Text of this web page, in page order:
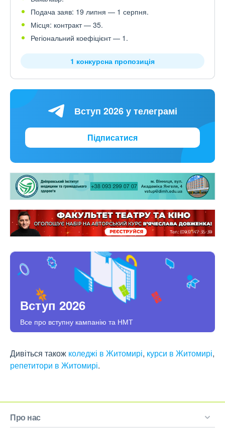
Подача заяв: 19 липня — 1 серпня.
Місця: контракт — 35.
Регіональний коефіцієнт — 1.
1 конкурсна пропозиція
Вступ 2026 у телеграмі
Підписатися
Вступ 2026
Все про вступну кампанію та НМТ
Дивіться також коледжі в Житомирі, курси в Житомирі,
репетитори в Житомирі.
Про нас